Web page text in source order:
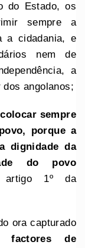
do Estado, os
sempre a
a cidadania, e
nem de
a
angolanos;
sempre
porque a
dignidade da
do povo
artigo 1º da
ora capturado
factores de